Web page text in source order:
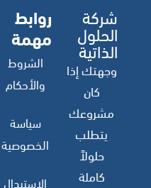
شركة
الحلول
الذاتية
وجهتك إذا
كان
مشروعك
يتطلب
حلولاً
كاملة
روابط
مهمة
الشروط
والأحكام
سياسة
الخصوصية
الاستبدال